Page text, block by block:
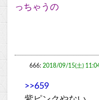
っちゃうの
666: 2018/09/15(土)
>>659